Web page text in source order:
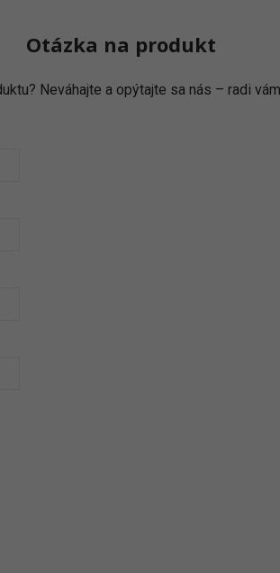
Otázka na produkt
Neváhajte a opýtajte sa nás – radi